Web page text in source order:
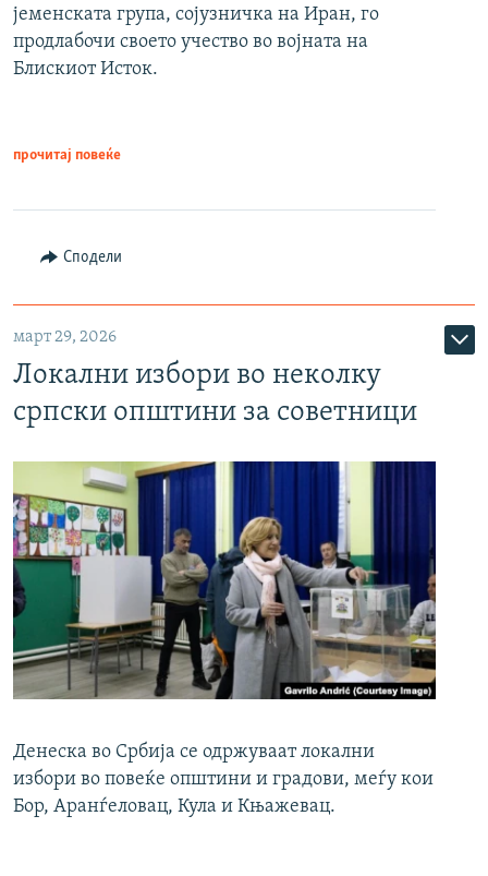
јеменската група, сојузничка на Иран, го
продлабочи своето учество во војната на
Блискиот Исток.
прочитај повеќе
Сподели
март 29, 2026
Локални избори во неколку
српски општини за советници
Денеска во Србија се одржуваат локални
избори во повеќе општини и градови, меѓу кои
Бор, Аранѓеловац, Кула и Књажевац.